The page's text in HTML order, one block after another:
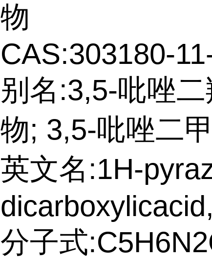
物
CAS:303180-
别名:3,5-吡唑
物; 3,5-吡唑二
英文名:1H-
分子式